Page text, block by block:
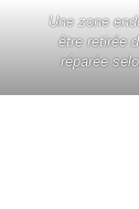
Une zone
être retirée
réparée